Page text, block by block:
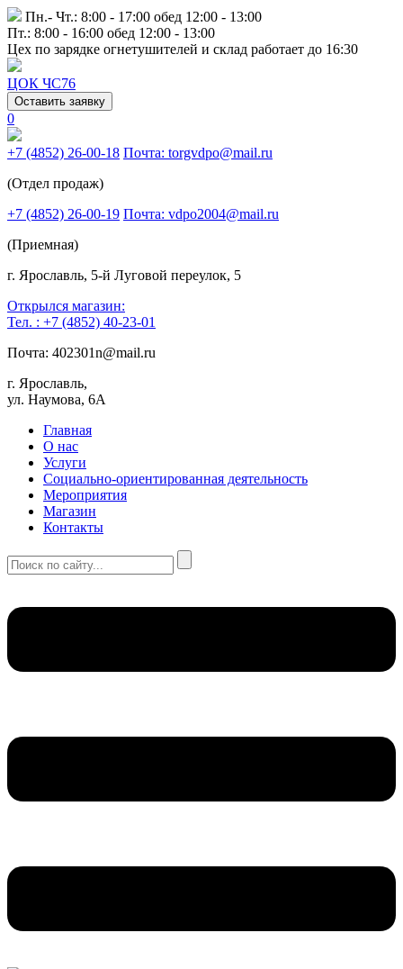
Пн.- Чт.: 8:00 - 17:00 обед 12:00 - 13:00
Пт.: 8:00 - 16:00 обед 12:00 - 13:00
Цех по зарядке огнетушителей и склад работает до 16:30
ЦОК ЧС76
Оставить заявку
0
+7 (4852) 26-00-18 Почта: torgvdpo@mail.ru
(Отдел продаж)
+7 (4852) 26-00-19 Почта: vdpo2004@mail.ru
(Приемная)
г. Ярославль, 5-й Луговой переулок, 5
Открылся магазин:
Тел. : +7 (4852) 40-23-01
Почта: 402301n@mail.ru
г. Ярославль,
ул. Наумова, 6А
Главная
О нас
Услуги
Социально-ориентированная деятельность
Мероприятия
Магазин
Контакты